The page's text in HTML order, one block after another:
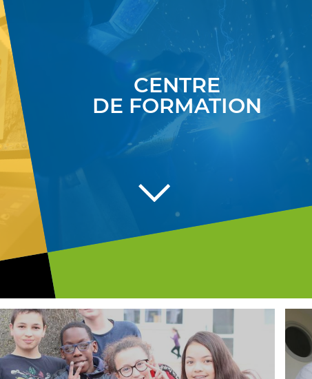
CENTRE
DE FORMATION
Scroll
to
main